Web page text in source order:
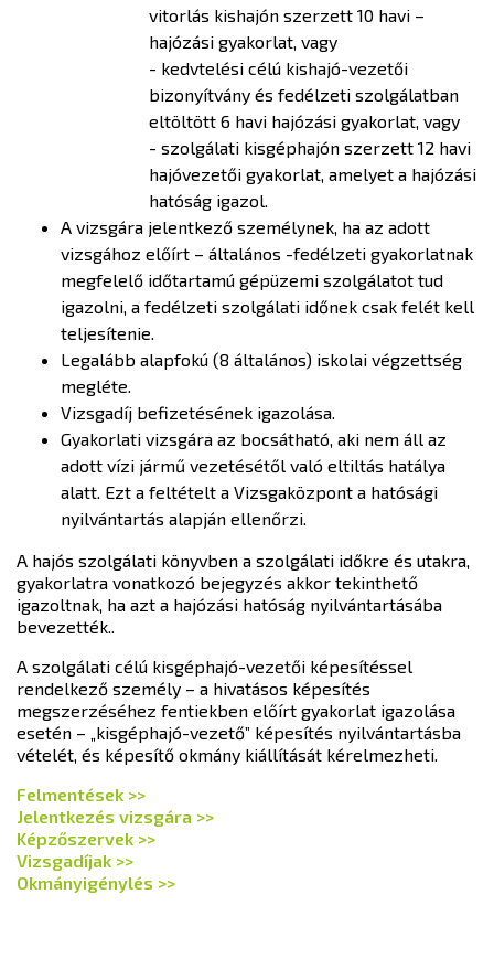
vitorlás kishajón szerzett 10 havi –
hajózási gyakorlat, vagy
- kedvtelési célú kishajó-vezetői
bizonyítvány és fedélzeti szolgálatban
eltöltött 6 havi hajózási gyakorlat, vagy
- szolgálati kisgéphajón szerzett 12 havi
hajóvezetői gyakorlat, amelyet a hajózási
hatóság igazol.
A vizsgára jelentkező személynek, ha az adott
vizsgához előírt – általános -fedélzeti gyakorlatnak
megfelelő időtartamú gépüzemi szolgálatot tud
igazolni, a fedélzeti szolgálati időnek csak felét kell
teljesítenie.
Legalább alapfokú (8 általános) iskolai végzettség
megléte.
Vizsgadíj befizetésének igazolása.
Gyakorlati vizsgára az bocsátható, aki nem áll az
adott vízi jármű vezetésétől való eltiltás hatálya
alatt. Ezt a feltételt a Vizsgaközpont a hatósági
nyilvántartás alapján ellenőrzi.
A hajós szolgálati könyvben a szolgálati időkre és utakra,
gyakorlatra vonatkozó bejegyzés akkor tekinthető
igazoltnak, ha azt a hajózási hatóság nyilvántartásába
bevezették..
A szolgálati célú kisgéphajó-vezetői képesítéssel
rendelkező személy – a hivatásos képesítés
megszerzéséhez fentiekben előírt gyakorlat igazolása
esetén – „kisgéphajó-vezető” képesítés nyilvántartásba
vételét, és képesítő okmány kiállítását kérelmezheti.
Felmentések >>
Jelentkezés vizsgára >>
Képzőszervek >>
Vizsgadíjak >>
Okmányigénylés >>